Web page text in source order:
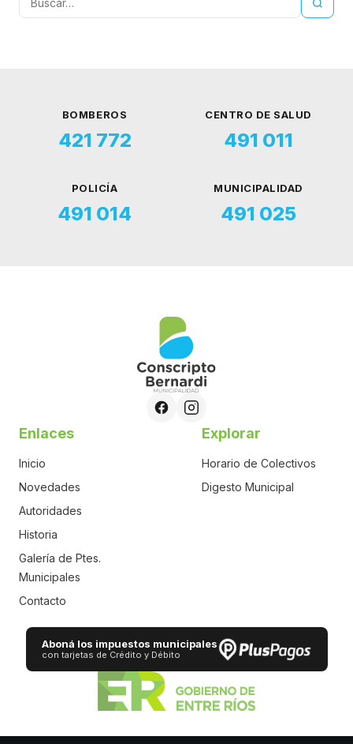
BOMBEROS
421 772
CENTRO DE SALUD
491 011
POLICÍA
491 014
MUNICIPALIDAD
491 025
Enlaces
Inicio
Novedades
Autoridades
Historia
Galería de Ptes.
Municipales
Contacto
Explorar
Horario de Colectivos
Digesto Municipal
Aboná los impuestos municipales
con tarjetas de Crédito y Débito